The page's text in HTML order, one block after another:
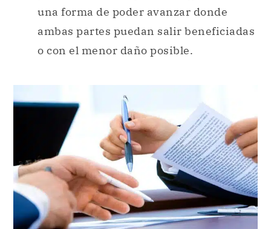
una forma de poder avanzar donde
ambas partes puedan salir beneficiadas
o con el menor daño posible.